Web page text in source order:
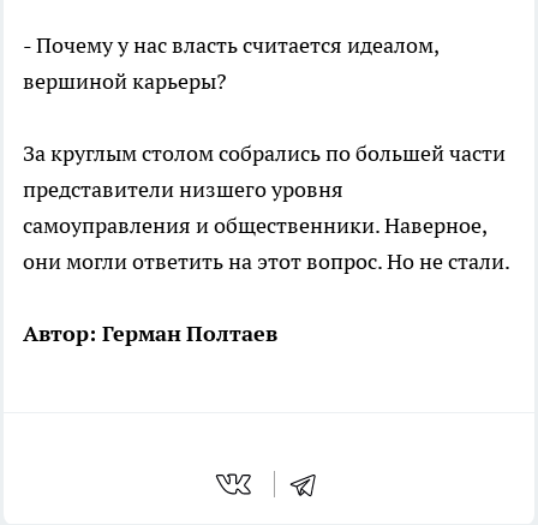
- Почему у нас власть считается идеалом,
вершиной карьеры?
За круглым столом собрались по большей части
представители низшего уровня
самоуправления и общественники. Наверное,
они могли ответить на этот вопрос. Но не стали.
Автор: ГерманПолтаев